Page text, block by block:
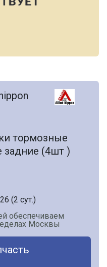
тормозные
задние (4шт )
(2 сут.)
обеспечиваем
Москвы